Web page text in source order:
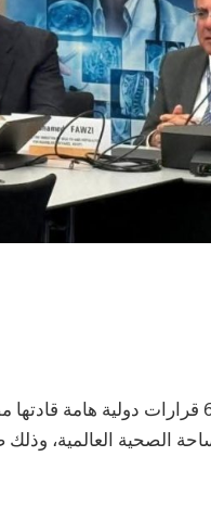
أعلن الدكتور خالد عبدالغفار – وزير الصحة والسكان، اعتماد 6
الصحية العالمية،